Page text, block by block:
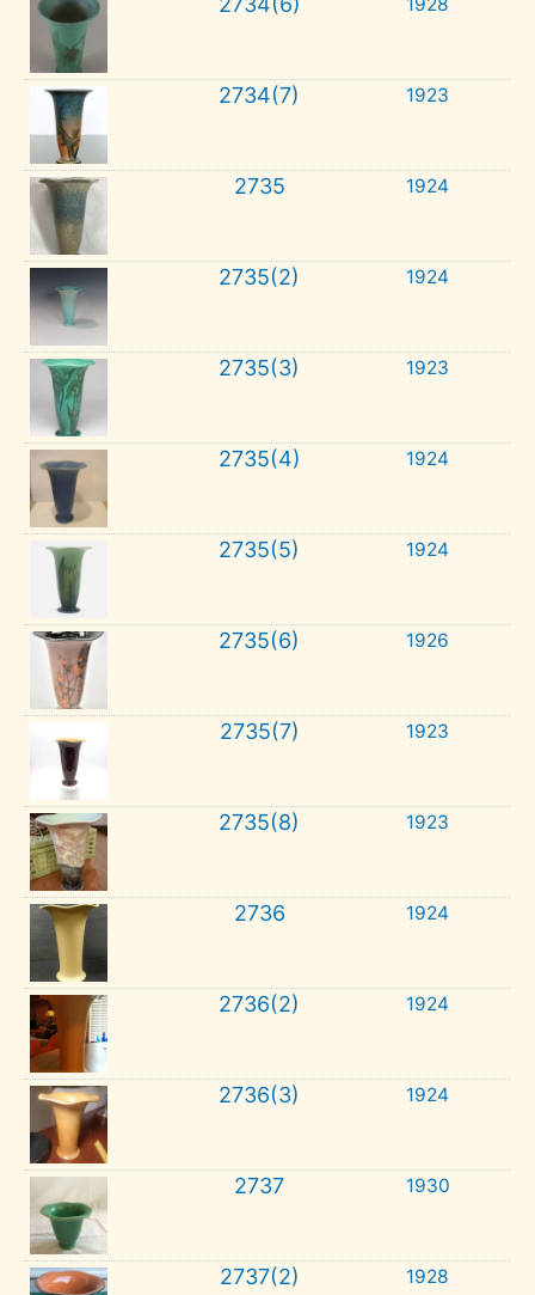
2734(7) 1923
2735 1924
2735(2) 1924
2735(3) 1923
2735(4) 1924
2735(5) 1924
2735(6) 1926
2735(7) 1923
2735(8) 1923
2736 1924
2736(2) 1924
2736(3) 1924
2737 1930
2737(2) 1928